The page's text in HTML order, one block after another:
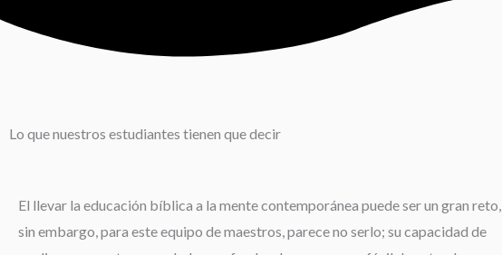
Lo que nuestros estudiantes tienen que decir
El llevar la educación bíblica a la mente contemporánea puede ser un gran reto,
sin embargo, para este equipo de maestros, parece no serlo; su capacidad de